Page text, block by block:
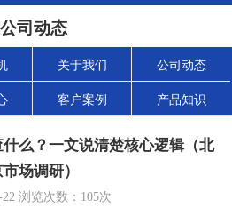
公司动态
关于我们 公司动态
客户案例 产品知识
么？一文说清楚核心逻辑（北
场调研）
浏览次数： 105次